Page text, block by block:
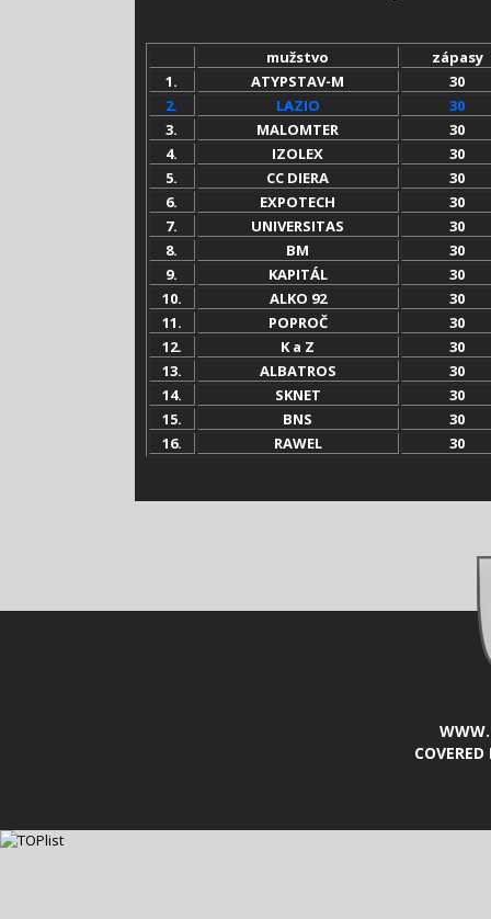
mužstvo
zápasy
1.
ATYPSTAV-M
30
2.
LAZIO
30
3.
MALOMTER
30
4.
IZOLEX
30
5.
CC DIERA
30
6.
EXPOTECH
30
7.
UNIVERSITAS
30
8.
BM
30
9.
KAPITÁL
30
10.
ALKO 92
30
11.
POPROČ
30
12.
K a Z
30
13.
ALBATROS
30
14.
SKNET
30
15.
BNS
30
16.
RAWEL 30